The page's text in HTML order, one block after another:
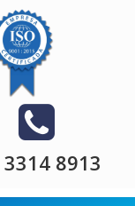
3314 8913